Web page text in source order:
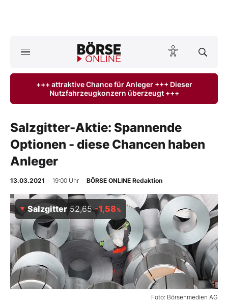
ktuelle Ausgabe BÖRSE ONLINE lesen
Anlageprodukte
Finanz-Check
Abo & Shop
BO-Musterdepots
Experten
Mein B:O
Mein Konto
+++ attraktive Chance für Anleger +++ Dieser
Nutzfahrzeugkonzern überzeugt +++
Salzgitter-Aktie: Spannende
Optionen - diese Chancen haben
Anleger
13.03.2021 · 19:00 Uhr · BÖRSE ONLINE Redaktion
Foto: Börsenmedien AG
Salzgitter 52,65 -1,58 %